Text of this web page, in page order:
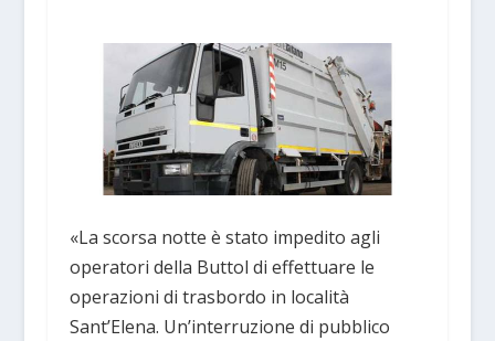
«La scorsa notte è stato impedito agli
operatori della Buttol di effettuare le
operazioni di trasbordo in località
Sant’Elena. Un’interruzione di pubblico